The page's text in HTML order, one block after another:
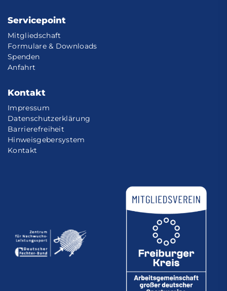
Servicepoint
Mitgliedschaft
Formulare & Downloads
Spenden
Anfahrt
Kontakt
Impressum
Datenschutzerklärung
Barrierefreiheit
Hinweisgebersystem
Kontakt